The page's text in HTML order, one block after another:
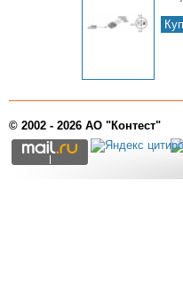
© 2002 - 2026 АО "Контест"